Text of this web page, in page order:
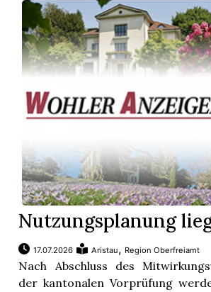
Paper
Newsletter
App
Nutzungsplanung
17.07.2026 Aristau, Region Oberfreiamt
Nach Abschluss des
der kantonalen Vorprüfung